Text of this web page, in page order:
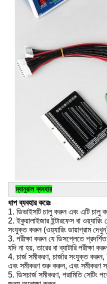
ম্যানুয়াল ব্যবহার
ধাপ ব্যবহার করেঃ
1. ডিভাইসটি চালু করুন এবং এটি চালু
2. ইকুয়ালাইজার ইন্টারফেস বা ওয়্যারিং
সংযুক্ত করুন (ওয়্যারিং ডায়াগ্রাম
3. পরীক্ষা করুন যে ডিসপ্লেতে প্রদর্শিত
যদি না হয়, তারের বা ব্যাটারি পরীক্ষা
4. চার্জ সমীকরণ, চার্জার সংযুক্ত করুন,
এবং সমীকরণ শুরু করুন, এবং সমীকরণ
5. ডিসচার্জ সমীকরণ, পরামিতি সেটিং